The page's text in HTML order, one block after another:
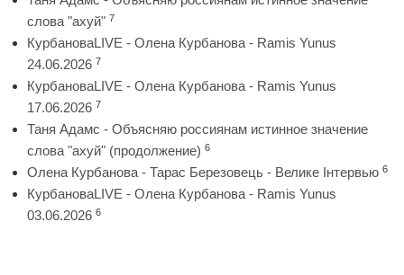
слова "ахуй" 7
КурбановаLIVE - Олена Курбанова - Ramis Yunus
24.06.2026 7
КурбановаLIVE - Олена Курбанова - Ramis Yunus
17.06.2026 7
Таня Адамс - Объясняю россиянам истинное значение
слова "ахуй" (продолжение) 6
Олена Курбанова - Тарас Березовець - Велике Інтервью 6
КурбановаLIVE - Олена Курбанова - Ramis Yunus
03.06.2026 6